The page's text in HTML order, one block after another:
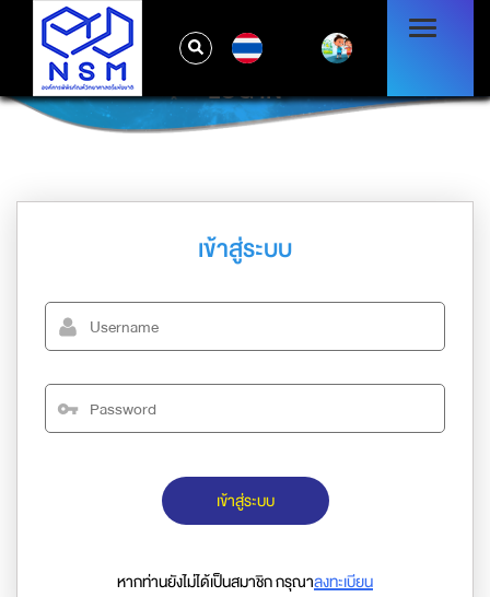
LOG IN
เข้าสู่ระบบ
เข้าสู่ระบบ
หากท่านยังไม่ได้เป็นสมาชิก กรุณาลงทะเบียน